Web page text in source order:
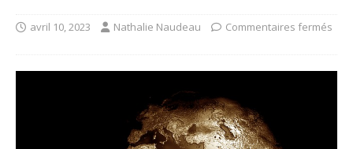
avril 10, 2023 Nathalie Naudeau Commentaires fermés